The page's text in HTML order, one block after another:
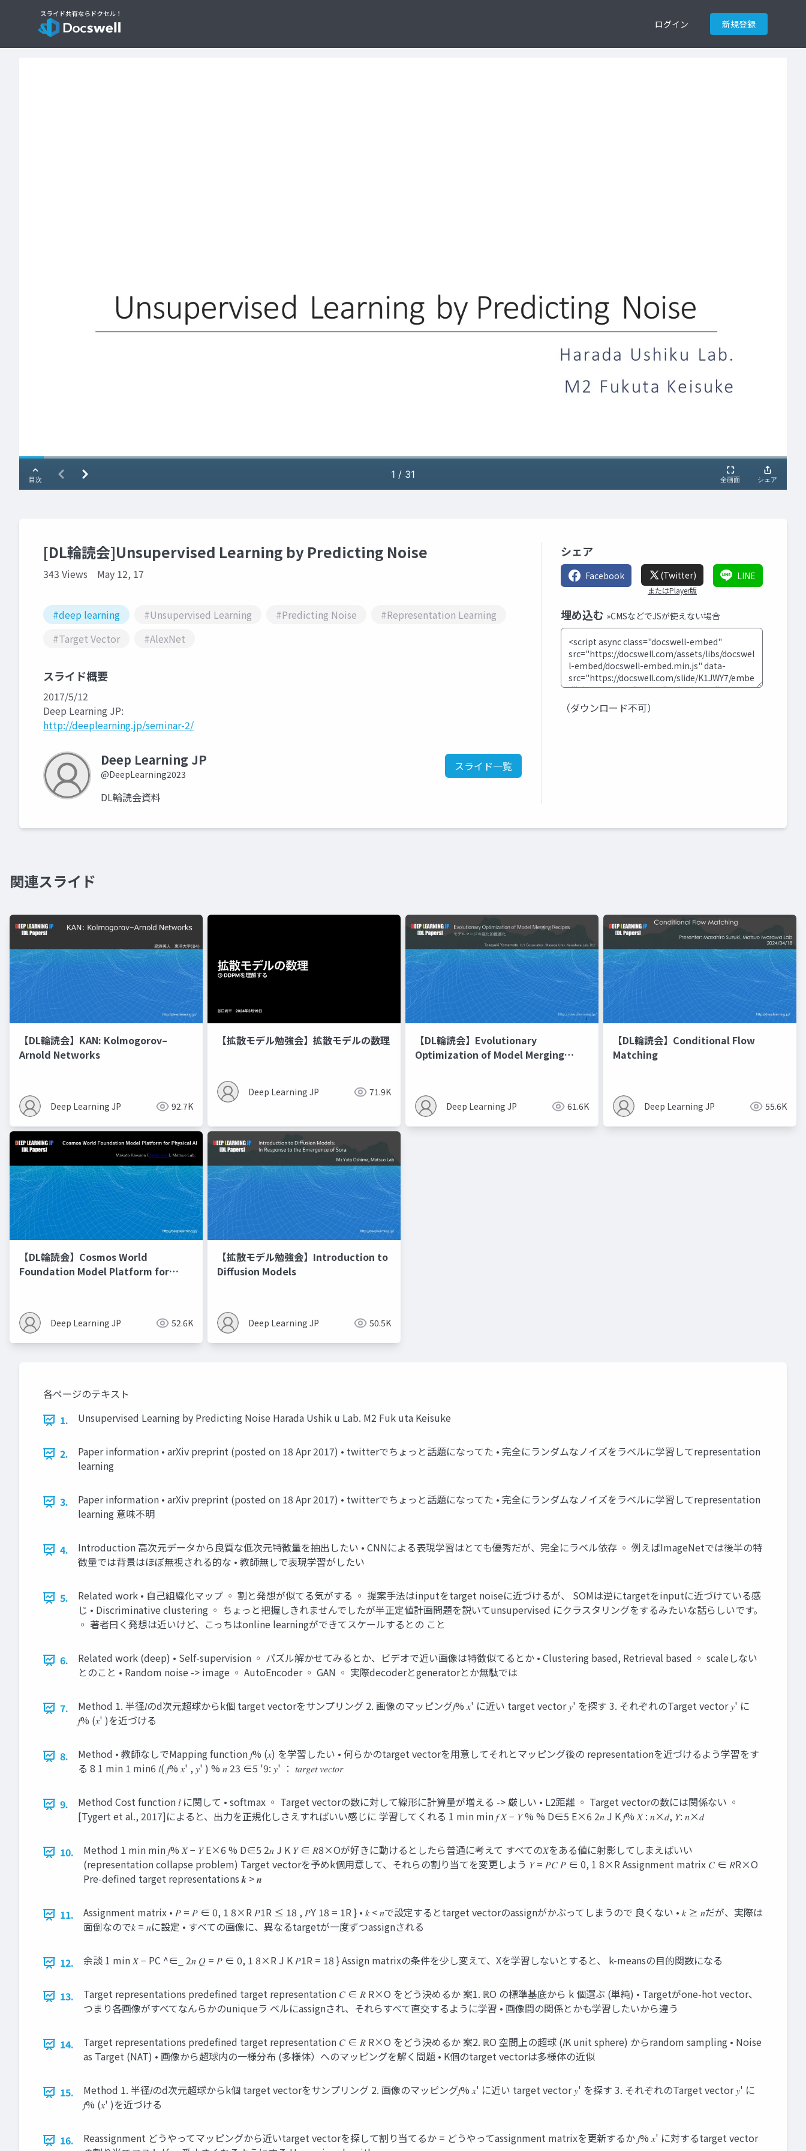
ログイン 新規登録
[DL輪読会]Unsupervised Learning by Predicting Noise
343 Views May 12, 17
#deep learning #Unsupervised Learning #Predicting Noise
#Representation Learning
#Target Vector
#AlexNet
スライド概要
2017/5/12
Deep Learning JP:
http://deeplearning.jp/seminar-2/
Deep Learning JP
@DeepLearning2023
スライド一覧
DL輪読会資料
シェア
Facebook (Twitter)
またはPlayer版
LINE
埋め込む »CMSなどでJSが使えない場合
（ダウンロード不可）
関連スライド
【DL輪読会】KAN: Kolmogorov–
Arnold Networks
Deep Learning JP 92.7K
【拡散モデル勉強会】拡散モデルの数理
Deep Learning JP 71.9K
【DL輪読会】Evolutionary
Optimization of Model Merging
Deep Learning JP 61.6K
【DL輪読会】Conditional Flow
Matching
Deep Learning JP 55.6K
【DL輪読会】Cosmos World
Foundation Model Platform for
Deep Learning JP 52.6K
【拡散モデル勉強会】Introduction to
Diffusion Models
Deep Learning JP 50.5K
各ページのテキスト
1.
Unsupervised Learning by Predicting Noise Harada Ushik u Lab. M2 Fuk uta Keisuke
2.
Paper information • arXiv preprint (posted on 18 Apr 2017) • twitterでちょっと話題になってた • 完全にランダムなノイズをラベルに学習してrepresentation
learning
3.
Paper information • arXiv preprint (posted on 18 Apr 2017) • twitterでちょっと話題になってた • 完全にランダムなノイズをラベルに学習してrepresentation
learning 意味不明
4.
Introduction 高次元データから良質な低次元特徴量を抽出したい • CNNによる表現学習はとても優秀だが、完全にラベル依存 ◦ 例えばImageNetでは後半の特
徴量では背景はほぼ無視される的な • 教師無しで表現学習がしたい
5.
Related work • 自己組織化マップ ◦ 割と発想が似てる気がする ◦ 提案手法はinputをtarget noiseに近づけるが、 SOMは逆にtargetをinputに近づけている感
じ • Discriminative clustering ◦ ちょっと把握しきれませんでしたが半正定値計画問題を説いてunsupervised にクラスタリングをするみたいな話らしいです。
◦ 著者曰く発想は近いけど、こっちはonline learningができてスケールするとの こと
6.
Related work (deep) • Self-supervision ◦ パズル解かせてみるとか、ビデオで近い画像は特徴似てるとか • Clustering based, Retrieval based ◦ scaleしない
とのこと • Random noise -> image ◦ AutoEncoder ◦ GAN ◦ 実際decoderとgeneratorとか無駄では
7.
Method 1. 半径𝑙のd次元超球からk個 target vectorをサンプリング 2. 画像のマッピング𝑓% 𝑥' に近い target vector 𝑦' を探す 3. それぞれのTarget vector 𝑦' に
𝑓% (𝑥' )を近づける
8.
Method • 教師なしでMapping function 𝑓% (𝑥) を学習したい • 何らかのtarget vectorを用意してそれとマッピング後の representationを近づけるよう学習をす
る 8 1 min 1 min6 𝑙( 𝑓% 𝑥' , 𝑦' ) % 𝑛 23 ∈5 '9: 𝑦' ∶ 𝑡𝑎𝑟𝑔𝑒𝑡 𝑣𝑒𝑐𝑡𝑜𝑟
9.
Method Cost function 𝑙 に関して • softmax ◦ Target vectorの数に対して線形に計算量が増える -> 厳しい • L2距離 ◦ Target vectorの数には関係ない ◦
[Tygert et al., 2017]によると、出力を正規化しさえすればいい感じに 学習してくれる 1 min min 𝑓 𝑋 − 𝑌 % % D∈5 E×6 2𝑛 J K 𝑓% 𝑋 : 𝑛×𝑑, 𝑌: 𝑛×𝑑
10.
Method 1 min min 𝑓% 𝑋 − 𝑌 E×6 % D∈5 2𝑛 J K 𝑌 ∈ 𝑅8×Oが好きに動けるとしたら普通に考えて すべての𝑋をある値に射影してしまえばいい
(representation collapse problem) Target vectorを予めk個用意して、それらの割り当てを変更しよう 𝑌 = 𝑃𝐶 𝑃 ∈ 0, 1 8×R Assignment matrix 𝐶 ∈ 𝑅R×O
Pre-defined target representations 𝒌 > 𝒏
11.
Assignment matrix • 𝑃 = 𝑃 ∈ 0, 1 8×R 𝑃1R ≤ 18 , 𝑃Y 18 = 1R } • 𝑘 < 𝑛で設定するとtarget vectorのassignがかぶってしまうので 良くない • 𝑘 ≥ 𝑛だが、実際は
面倒なので𝑘 = 𝑛に設定 • すべての画像に、異なるtargetが一度ずつassignされる
12. 余談 1 min 𝑋 − PC ^∈_ 2𝑛 𝑄 = 𝑃 ∈ 0, 1 8×R J K 𝑃1R = 18 } Assign matrixの条件を少し変えて、Xを学習しないとすると、 k-meansの目的関数になる
13.
Target representations predefined target representation 𝐶 ∈ 𝑅 R×O をどう決めるか 案1. ℝO の標準基底から k 個選ぶ (単純) • Targetがone-hot vector、
つまり各画像がすべてなんらかのuniqueラ ベルにassignされ、それらすべて直交するように学習 • 画像間の関係とかも学習したいから違う
14.
Target representations predefined target representation 𝐶 ∈ 𝑅 R×O をどう決めるか 案2. ℝO 空間上の超球 (𝑙K unit sphere) からrandom sampling • Noise
as Target (NAT) • 画像から超球内の一様分布 (多様体）へのマッピングを解く問題 • K個のtarget vectorは多様体の近似
15.
Method 1. 半径𝑙のd次元超球からk個 target vectorをサンプリング 2. 画像のマッピング𝑓% 𝑥' に近い target vector 𝑦' を探す 3. それぞれのTarget vector 𝑦' に
𝑓% (𝑥' )を近づける
16.
Reassignment どうやってマッピングから近いtarget vectorを探して割り当てるか = どうやってassignment matrixを更新するか 𝑓% 𝑥' に対するtarget vector